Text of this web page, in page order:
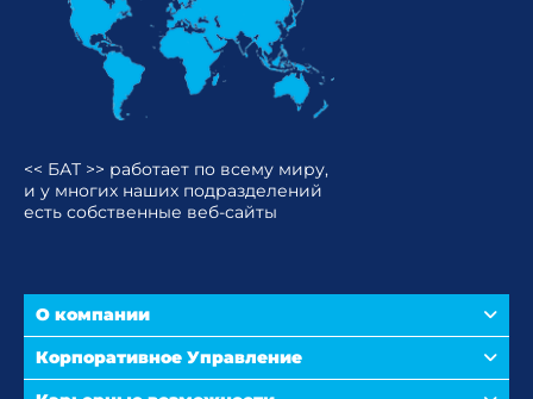
<< БАТ >> работает по всему миру,
и у многих наших подразделений
есть собственные веб-сайты
О компании
Корпоративное Управление